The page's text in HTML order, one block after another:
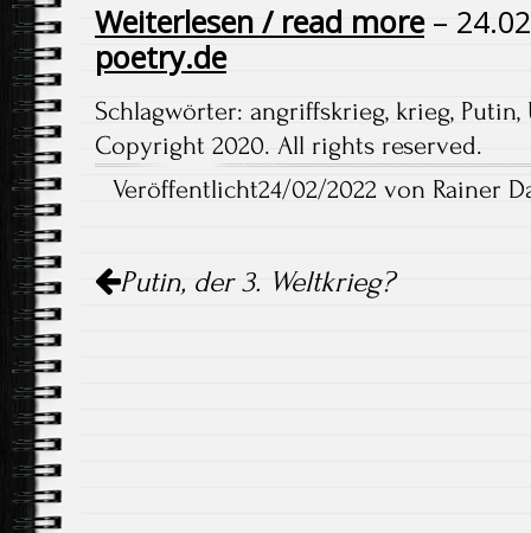
Weiterlesen / read more–
poetry.de
Schlagwörter: angriffskrieg, krieg, Putin,
Copyright 2020. All rights reserved.
Veröffentlicht24/02/2022 von Rainer
Navigation
Putin, der 3. Weltkrieg?